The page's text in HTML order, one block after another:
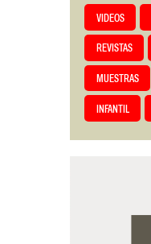
VIDEOS
REVISTAS
MUESTRAS
INFANTIL